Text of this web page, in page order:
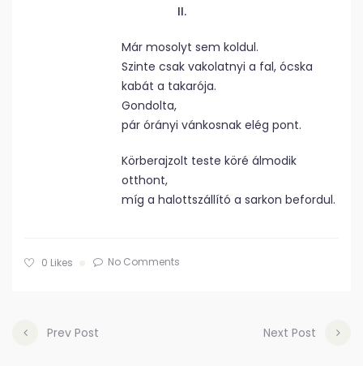
II.
Már mosolyt sem koldul.
Szinte csak vakolatnyi a fal, ócska
kabát a takarója.
Gondolta,
pár órányi vánkosnak elég pont.
Körberajzolt teste köré álmodik
otthont,
míg a halottszállító a sarkon befordul.
0 Likes No Comments
Prev Post Next Post